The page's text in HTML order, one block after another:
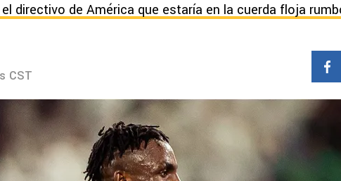
directivo de América que estaría en la cuerda floja
CST